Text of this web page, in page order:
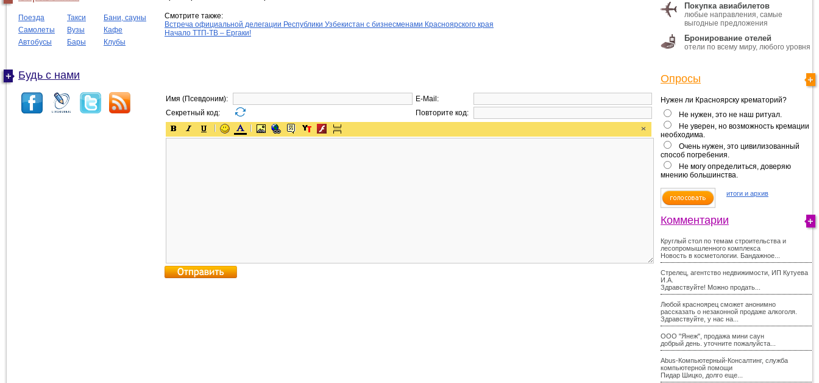
Поезда Такси
Бани, сауны
Самолеты
Вузы
Кафе
Автобусы
Бары Клубы
Будь с нами
Смотрите также:
Встреча официальной делегации Республики Узбекистан с бизнесменами Красноярского края
Начало ТТП-ТВ – Ергаки!
Имя (Псевдоним):
E-Mail:
Секретный код:
Повторите код:
Покупка авиабилетов
любые направления, самые
выгодные предложения
Бронирование отелей
отели по всему миру, любого уровня
Опросы
Нужен ли Красноярску крематорий?
Не нужен, это не наш ритуал.
Не уверен, но возможность кремации
необходима.
Очень нужен, это цивилизованный
способ погребения.
Не могу определиться, доверяю
мнению большинства.
итоги и архив
Комментарии
Круглый стол по темам строительства и
лесопромышленного комплекса
Новость в косметологии. Бандажное...
Стрелец, агентство недвижимости, ИП Кутуева
И.А.
Здравствуйте! Можно продать...
Любой красноярец сможет анонимно
рассказать о незаконной продаже алкоголя.
Здравствуйте, у нас на...
ООО "Янеж", продажа мини саун
добрый день. уточните пожалуйста...
Abus-Компьютерный-Консалтинг, служба
компьютерной помощи
Пидар Шицко, долго еще...